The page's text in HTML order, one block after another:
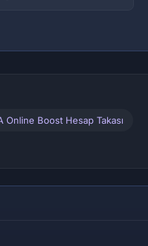
Online Boost Hesap Takası